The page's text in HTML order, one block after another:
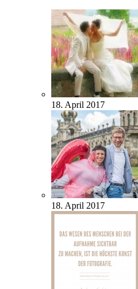
18. April 2017
18. April 2017